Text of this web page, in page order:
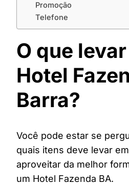
Promoção
Telefone
O que
Hotel
Barra?
Você pode estar se
quais itens deve levar
aproveitar da melhor
um Hotel Fazenda BA.